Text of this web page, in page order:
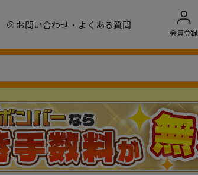
お問い合わせ・よくある質問
会員登録